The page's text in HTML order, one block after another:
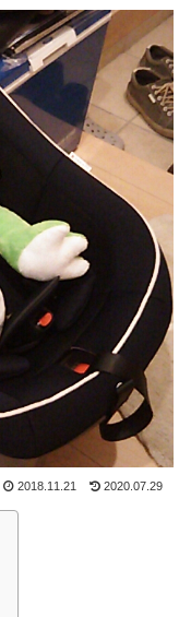
2018.11.21 2020.07.29